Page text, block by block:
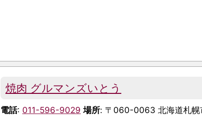
焼肉 グルマンズいとう
電話: 011-596-9029 場所: 〒060-0063 北海道札幌